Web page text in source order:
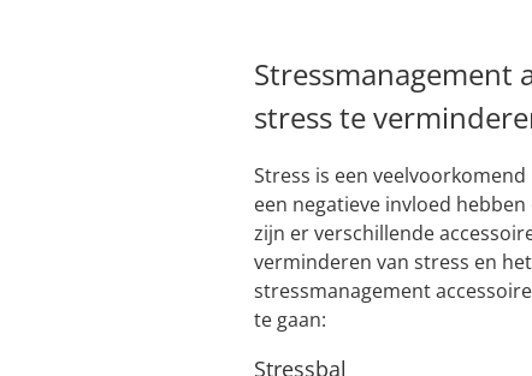
Stressmanagement
stress te
Stress is een
een negatieve invloed
zijn er verschillende
verminderen van stress en
stressmanagement
te gaan:
Stressbal